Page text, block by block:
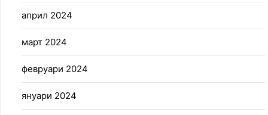
април 2024
март 2024
февруари 2024
януари 2024